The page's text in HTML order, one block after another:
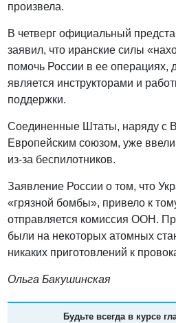
произвела.
В четверг официальный
заявил, что иранские силы
помочь России в ее операциях,
является инструкторами и
поддержки.
Соединенные Штаты, наряду с
Европейским союзом, уже
из-за беспилотников.
Заявление России о том, что
«грязной бомбы», привело к
отправляется комиссия ООН.
были на некоторых атомных
никаких приготовлений к
Ольга Бакушинская
Будьте всегда в курсе